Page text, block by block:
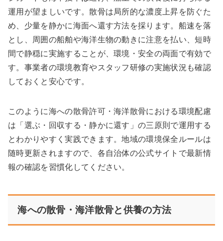
運用が望ましいです。散骨は局所的な濃度上昇を防ぐた
め、少量を静かに海面へ還す方法を採ります。船速を落
とし、周囲の船舶や海洋生物の動きに注意を払い、短時
間で静穏に実施することが、環境・安全の両面で有効で
す。事業者の環境教育やスタッフ研修の実施状況も確認
しておくと安心です。
このように海への散骨許可・海洋散骨における環境配慮
は「選ぶ・回収する・静かに還す」の三原則で運用する
とわかりやすく実践できます。地域の環境保全ルールは
随時更新されますので、各自治体の公式サイトで最新情
報の確認を習慣化してください。
海への散骨・海洋散骨と供養の方法